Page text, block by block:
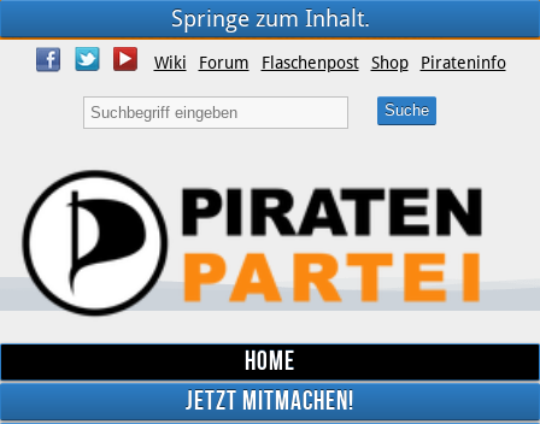
Springe zum Inhalt.
Wiki Forum Flaschenpost Shop Pirateninfo
Home
Jetzt mitmachen!